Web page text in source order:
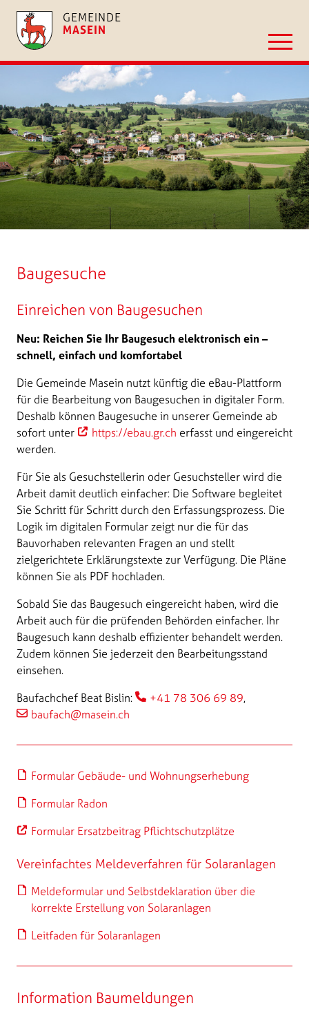
GEMEINDE
MASEIN
Baugesuche
Einreichen von Baugesuchen
Neu: Reichen Sie Ihr Baugesuch elektronisch ein –
schnell, einfach und komfortabel
Die Gemeinde Masein nutzt künftig die eBau-Plattform
für die Bearbeitung von Baugesuchen in digitaler Form.
Deshalb können Baugesuche in unserer Gemeinde ab
sofort unter
https://ebau.gr.ch erfasst und eingereicht
werden.
Für Sie als Gesuchstellerin oder Gesuchsteller wird die
Arbeit damit deutlich einfacher: Die Software begleitet
Sie Schritt für Schritt durch den Erfassungsprozess. Die
Logik im digitalen Formular zeigt nur die für das
Bauvorhaben relevanten Fragen an und stellt
zielgerichtete Erklärungstexte zur Verfügung. Die Pläne
können Sie als PDF hochladen.
Sobald Sie das Baugesuch eingereicht haben, wird die
Arbeit auch für die prüfenden Behörden einfacher. Ihr
Baugesuch kann deshalb effizienter behandelt werden.
Zudem können Sie jederzeit den Bearbeitungsstand
einsehen.
Baufachchef Beat Bislin:
+41 78 306 69 89,
baufach@masein.ch
Formular Gebäude- und Wohnungserhebung
Formular Radon
Formular Ersatzbeitrag Pflichtschutzplätze
Vereinfachtes Meldeverfahren für Solaranlagen
Meldeformular und Selbstdeklaration über die
korrekte Erstellung von Solaranlagen
Leitfaden für Solaranlagen
Information Baumeldungen